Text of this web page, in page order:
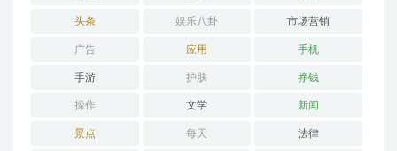
头条 娱乐八卦 市场营销
广告 应用 手机
手游 护肤 挣钱
操作 文学 新闻
景点 每天 法律